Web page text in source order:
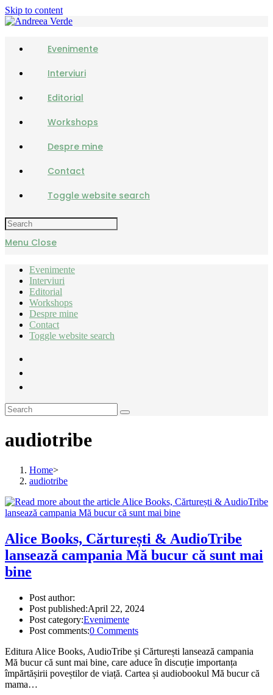
Skip to content
Evenimente
Interviuri
Editorial
Workshops
Despre mine
Contact
Toggle website search
Menu Close
Evenimente
Interviuri
Editorial
Workshops
Despre mine
Contact
Toggle website search
audiotribe
Home>
audiotribe
Alice Books, Cărturești & AudioTribe
lansează campania Mă bucur că sunt mai
bine
Post author:
Post published:April 22, 2024
Post category:Evenimente
Post comments:0 Comments
Editura Alice Books, AudioTribe și Cărturești lansează campania
Mă bucur că sunt mai bine, care aduce în discuție importanța
împărtășirii poveștilor de viață. Cartea și audiobookul Mă bucur că
mama…